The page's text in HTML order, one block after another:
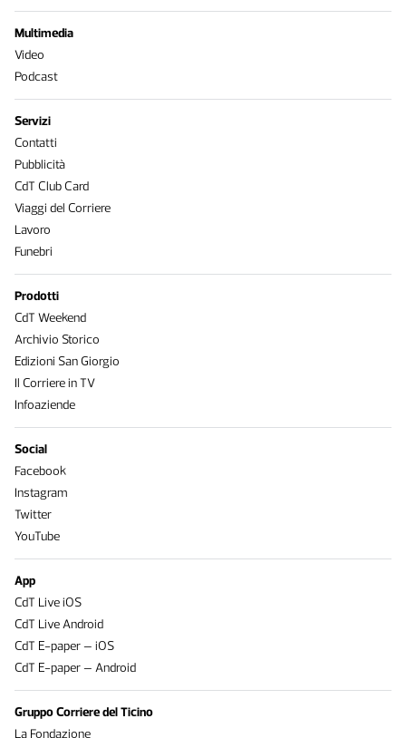
Multimedia
Video
Podcast
Servizi
Contatti
Pubblicità
CdT Club Card
Viaggi del Corriere
Lavoro
Funebri
Prodotti
CdT Weekend
Archivio Storico
Edizioni San Giorgio
Il Corriere in TV
Infoaziende
Social
Facebook
Instagram
Twitter
YouTube
App
CdT Live iOS
CdT Live Android
CdT E-paper – iOS
CdT E-paper – Android
Gruppo Corriere del Ticino
La Fondazione